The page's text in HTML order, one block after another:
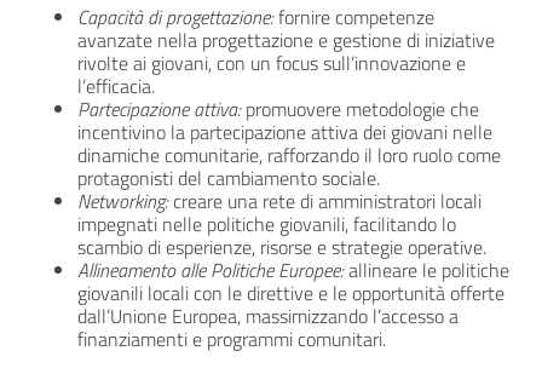
Capacità di progettazione:fornire competenze
avanzate nella progettazione e gestione di iniziative
rivolte ai giovani, con un focus sull’innovazione e
l’efficacia.
Partecipazione attiva:promuovere metodologie che
incentivino la partecipazione attiva dei giovani nelle
dinamiche comunitarie, rafforzando il loro ruolo come
protagonisti del cambiamento sociale.
Networking:creare una rete di amministratori locali
impegnati nelle politiche giovanili, facilitando lo
scambio di esperienze, risorse e strategie operative.
Allineamento alle Politiche Europee:allineare le politiche
giovanili locali con le direttive e le opportunità offerte
dall’Unione Europea, massimizzando l’accesso a
finanziamenti e programmi comunitari.